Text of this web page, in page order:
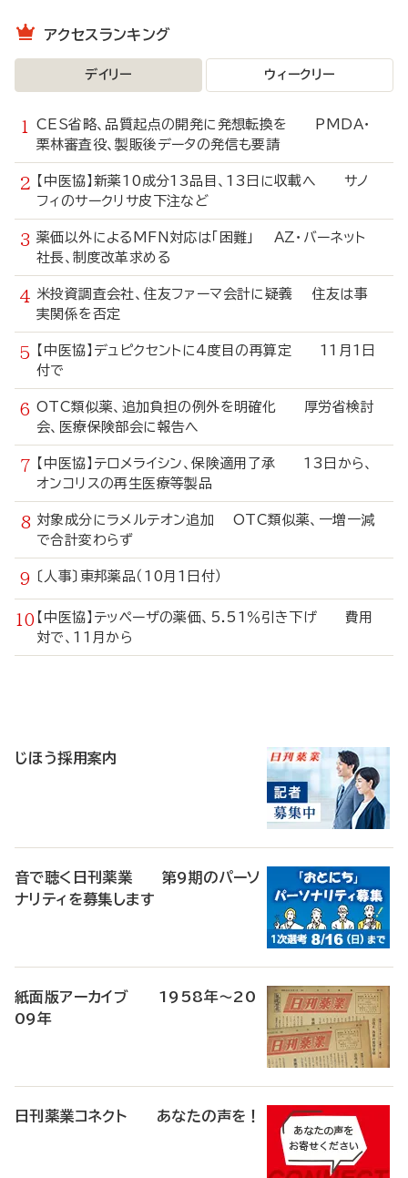
アクセスランキング
デイリー ウィークリー
CES省略、品質起点の開発に発想転換を PMDA・
栗林審査役、製販後データの発信も要請
【中医協】新薬10成分13品目、13日に収載へ サノ
フィのサークリサ皮下注など
薬価以外によるMFN対応は「困難」 AZ・バーネット
社長、制度改革求める
米投資調査会社、住友ファーマ会計に疑義 住友は事
実関係を否定
【中医協】デュピクセントに4度目の再算定 11月1日
付で
OTC類似薬、追加負担の例外を明確化 厚労省検討
会、医療保険部会に報告へ
【中医協】テロメライシン、保険適用了承 13日から、
オンコリスの再生医療等製品
対象成分にラメルテオン追加 OTC類似薬、一増一減
で合計変わらず
〔人事〕東邦薬品（10月1日付）
【中医協】テッペーザの薬価、5.51％引き下げ 費用
対で、11月から
じほう採用案内
音で聴く日刊薬業 第9期のパーソ
ナリティを募集します
紙面版アーカイブ 1958年～20
09年
日刊薬業コネクト あなたの声を！